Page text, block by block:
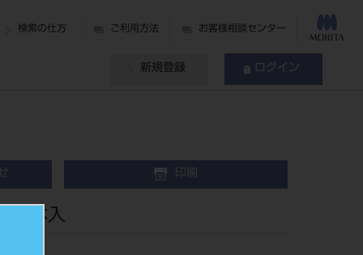
検索の仕方 ご利用方法 お客様相談センター
新規登録 ログイン
印刷
5本入